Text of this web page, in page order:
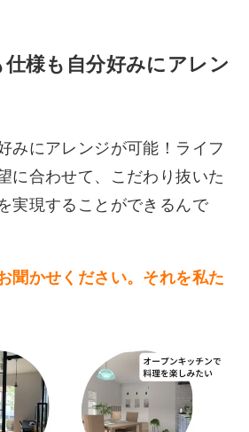
仕様も自分好みにアレン
みにアレンジが可能！ライフ
に合わせて、こだわり抜いた
実現することができるんで
聞かせください。それを私た